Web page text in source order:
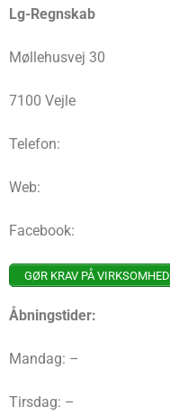
Lg-Regnskab
Møllehusvej 30
7100 Vejle
Telefon:
Web:
Facebook:
GØR KRAV PÅ VIRKSOMHED
Åbningstider:
Mandag: –
Tirsdag: –